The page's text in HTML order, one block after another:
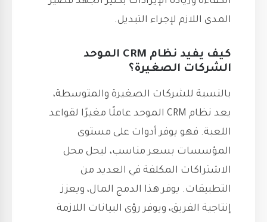
المدى اللازم لإجراء التبديل.
كيف يفيد نظام CRM الموحد
الشركات الصغيرة؟
بالنسبة للشركات الصغيرة والمتوسطة،
يعد نظام CRM الموحد عاملًا مغيرًا لقواعد
اللعبة. فهو يوفر أدوات على مستوى
المؤسسات بسعر مناسب، ليحل محل
الاشتراكات المكلفة في العديد من
التطبيقات. يوفر هذا الدمج المال، ويعزز
إنتاجية الفريق، ويوفر رؤى البيانات اللازمة